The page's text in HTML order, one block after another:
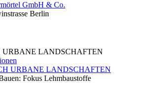
Berlin
URBANE LANDSCHAFTEN
Fokus Lehmbaustoffe